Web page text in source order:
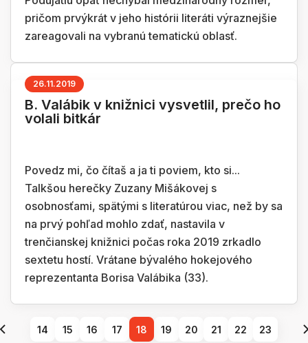
pričom prvýkrát v jeho histórii literáti výraznejšie
zareagovali na vybranú tematickú oblasť.
26.11.2019
B. Valábik v knižnici vysvetlil, prečo ho
volali bitkár
Povedz mi, čo čítaš a ja ti poviem, kto si...
Talkšou herečky Zuzany Mišákovej s
osobnosťami, spätými s literatúrou viac, než by sa
na prvý pohľad mohlo zdať, nastavila v
trenčianskej knižnici počas roka 2019 zrkadlo
sextetu hostí. Vrátane bývalého hokejového
reprezentanta Borisa Valábika (33).
14 15 16 17 18 19 20 21 22 23